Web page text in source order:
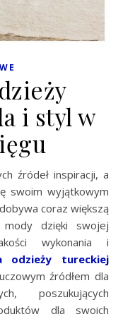
i styl w
swoim wyjątkowym
coraz większą
mody dzięki swojej
wykonania i
odzieży tureckiej
źródłem dla
poszukujących
dla swoich